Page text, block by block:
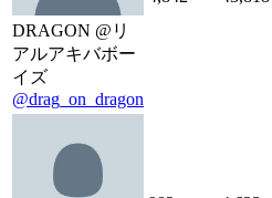
DRAGON @リ
アルアキバボー
イズ
@drag_on_dragon